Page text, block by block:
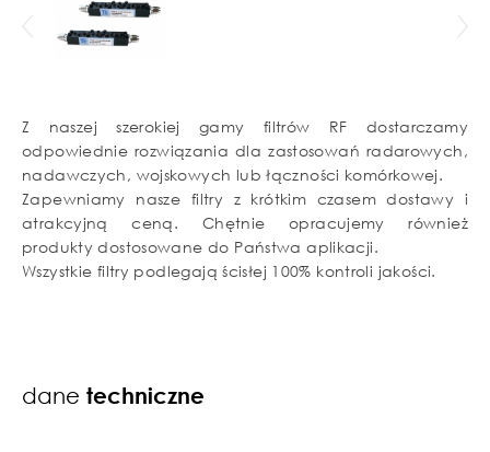
Z naszej szerokiej gamy filtrów RF dostarczamy
odpowiednie rozwiązania dla zastosowań radarowych,
nadawczych, wojskowych lub łączności komórkowej.
Zapewniamy nasze filtry z krótkim czasem dostawy i
atrakcyjną ceną. Chętnie opracujemy również
produkty dostosowane do Państwa aplikacji.
Wszystkie filtry podlegają ścisłej 100% kontroli jakości.
dane techniczne